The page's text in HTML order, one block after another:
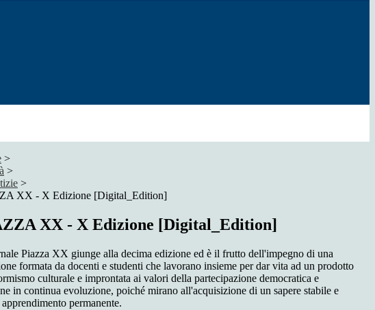
>
>
>
XX - X Edizione [Digital_Edition]
XX - X Edizione [Digital_Edition]
Piazza XX giunge alla decima edizione ed è il frutto dell'impegno di una
formata da docenti e studenti che lavorano insieme per dar vita ad un prodotto
culturale e improntata ai valori della partecipazione democratica e
in continua evoluzione, poiché mirano all'acquisizione di un sapere stabile e
permanente.